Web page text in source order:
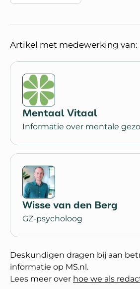
Artikel met medewerking van:
Mentaal Vitaal
Informatie over mentale
Wisse van den Berg
GZ-psycholoog
Deskundigen dragen bij aan
informatie op MS.nl.
Lees meer over hoe we als